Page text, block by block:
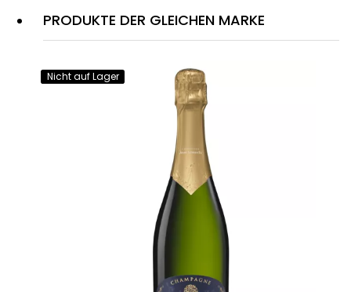
PRODUKTE DER GLEICHEN MARKE
Nicht auf Lager